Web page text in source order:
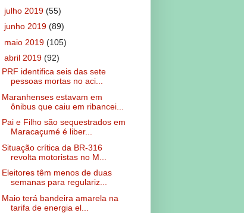
julho 2019 (55)
junho 2019 (89)
maio 2019 (105)
abril 2019 (92)
PRF identifica seis das sete
pessoas mortas no aci...
Maranhenses estavam em
ônibus que caiu em ribancei...
Pai e Filho são sequestrados em
Maracaçumé é liber...
Situação crítica da BR-316
revolta motoristas no M...
Eleitores têm menos de duas
semanas para regulariz...
Maio terá bandeira amarela na
tarifa de energia el...